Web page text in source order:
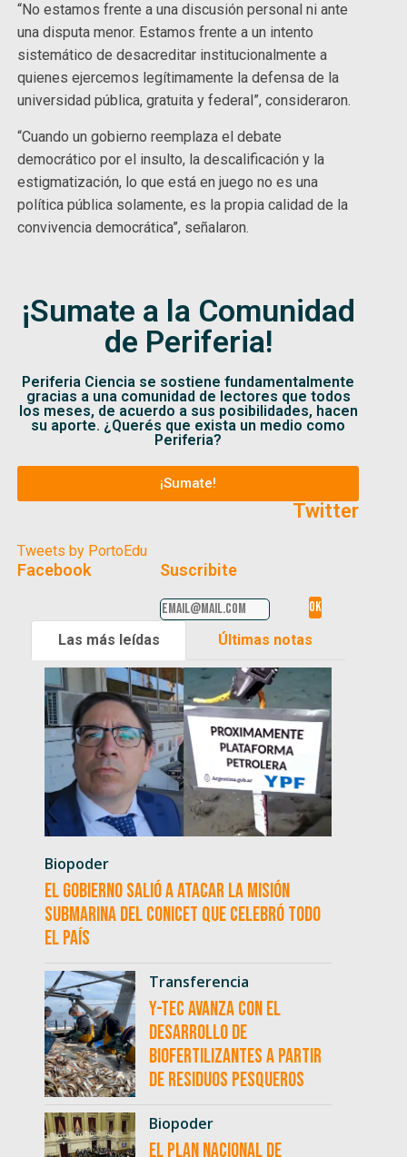
“No estamos frente a una discusión personal ni ante
una disputa menor. Estamos frente a un intento
sistemático de desacreditar institucionalmente a
quienes ejercemos legítimamente la defensa de la
universidad pública, gratuita y federal”, consideraron.
“Cuando un gobierno reemplaza el debate
democrático por el insulto, la descalificación y la
estigmatización, lo que está en juego no es una
política pública solamente, es la propia calidad de la
convivencia democrática”, señalaron.
¡Sumate a la Comunidad
de Periferia!
Periferia Ciencia se sostiene fundamentalmente
gracias a una comunidad de lectores que todos
los meses, de acuerdo a sus posibilidades, hacen
su aporte. ¿Querés que exista un medio como
Periferia?
¡Sumate!
Twitter
Tweets by PortoEdu
Facebook Suscribite
Las más leídas Últimas notas
Biopoder
El Gobierno salió a atacar la misión
submarina del CONICET que celebró todo
el país
Transferencia
Y-TEC avanza con el
desarrollo de
biofertilizantes a partir
de residuos pesqueros
Biopoder
El Plan Nacional de